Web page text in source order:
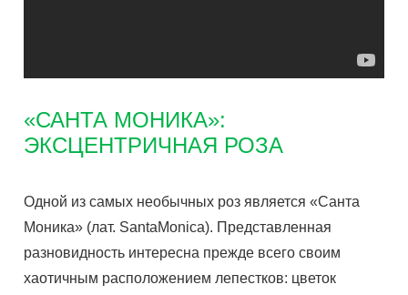
«САНТА МОНИКА»:
ЭКСЦЕНТРИЧНАЯ РОЗА
Одной из самых необычных роз является «Санта
Моника» (лат. SantaMonica). Представленная
разновидность интересна прежде всего своим
хаотичным расположением лепестков: цветок